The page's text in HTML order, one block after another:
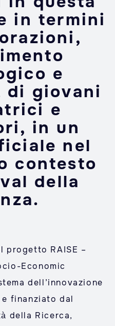
in termini
e
giovani
e
in un
nel
contesto
della
progetto RAISE –
Economic
dell’innovazione
finanziato dal
della Ricerca,